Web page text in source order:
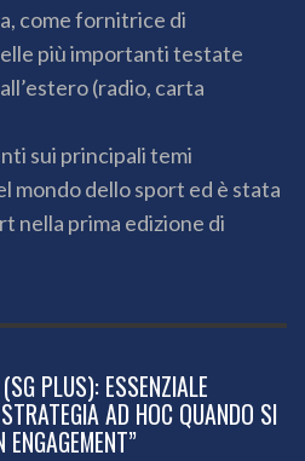
come fornitrice di
più importanti testate
(radio, carta
sui principali temi
mondo dello sport ed è stata
nella prima edizione di
PLUS): ESSENZIALE
AD HOC QUANDO SI